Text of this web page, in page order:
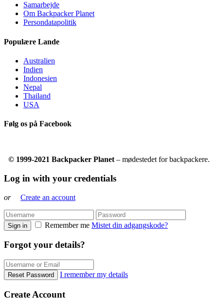
Samarbejde
Om Backpacker Planet
Persondatapolitik
Populære Lande
Australien
Indien
Indonesien
Nepal
Thailand
USA
Følg os på Facebook
© 1999-2021 Backpacker Planet – mødestedet for backpackere.
Log in with your credentials
or Create an account
Sign in Remember me Mistet din adgangskode?
Forgot your details?
Reset Password I remember my details
Create Account